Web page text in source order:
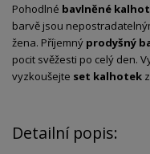
Pohodlné bavlněné
barvě jsou
žena. Příjemný prodyšný
pocit svěžesti po celý den.
vyzkoušejte set kalhotek
Detailní popis: